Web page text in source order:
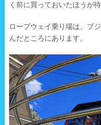
く前に買っておいたほうが
ロープウェイ乗り場は、ブ
んだところにあります。